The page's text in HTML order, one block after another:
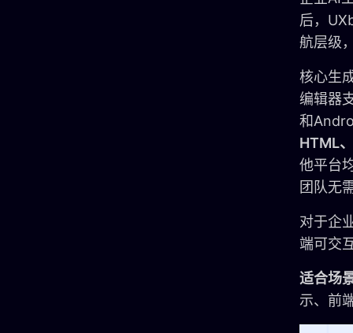
后，
航层级
核心生
编辑器
和
HTML
他平台
团队无
对于企
端可交
适合场
示、前